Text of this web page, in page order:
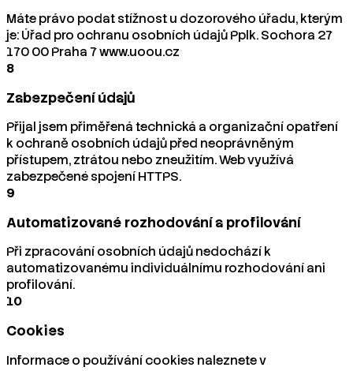
Máte právo podat stížnost u dozorového úřadu, kterým
je: Úřad pro ochranu osobních údajů Pplk. Sochora 27
170 00 Praha 7 www.uoou.cz
8
Zabezpečení údajů
Přijal jsem přiměřená technická a organizační opatření
k ochraně osobních údajů před neoprávněným
přístupem, ztrátou nebo zneužitím. Web využívá
zabezpečené spojení HTTPS.
9
Automatizované rozhodování a profilování
Při zpracování osobních údajů nedochází k
automatizovanému individuálnímu rozhodování ani
profilování.
10
Cookies
Informace o používání cookies naleznete v